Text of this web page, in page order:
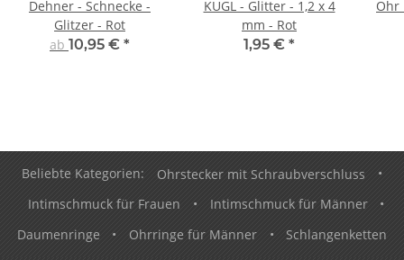
Dehner - Schnecke -
Glitzer - Rot
ab 10,95 € *
KUGL - Glitter - 1,2 x 4
mm - Rot
1,95 € *
Ohr
Beliebte Kategorien: Ohrstecker mit Schraubverschluss
•
Intimschmuck für Frauen
• Intimschmuck für Männer
•
Daumenringe
• Ohrringe für Männer • Schlangenketten